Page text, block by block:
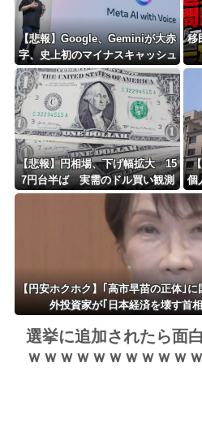
【悲報】Google、Geminiが大赤
字、史上初のマイナスキャッシュ
フローに陥る・・・
移
【悲報】円相場、下げ幅拡大 15
7円台半ば 実需のドル買い観測
個
グ
【円安ホクホク】｢高市早苗の正体｣
外投資家が｢日本経済を壊す首
選挙に追加されたら面
ｗｗｗｗｗｗｗｗｗｗ